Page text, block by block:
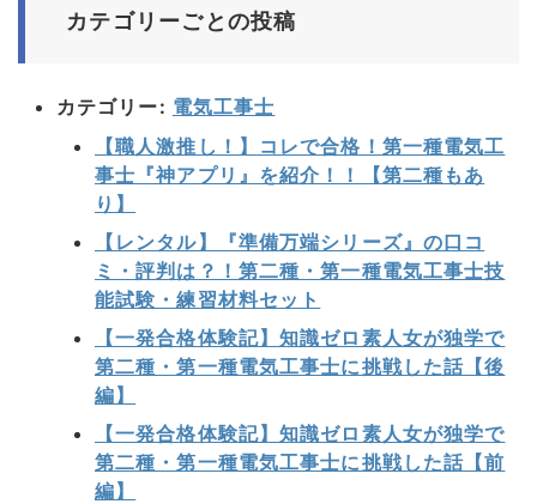
カテゴリーごとの投稿
カテゴリー: 電気工事士
【職人激推し！】コレで合格！第一種電気工
事士『神アプリ』を紹介！！【第二種もあ
り】
【レンタル】『準備万端シリーズ』の口コ
ミ・評判は？！第二種・第一種電気工事士技
能試験・練習材料セット
【一発合格体験記】知識ゼロ素人女が独学で
第二種・第一種電気工事士に挑戦した話【後
編】
【一発合格体験記】知識ゼロ素人女が独学で
第二種・第一種電気工事士に挑戦した話【前
編】